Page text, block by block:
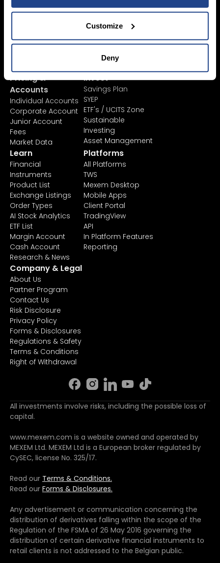
Customize
Deny
Login Now
Pricing &
Accounts
Individual Accounts
Corporate Account
Junior Account
Fees
Market Data
Invest
Savings Plan
SYEP
ETF's / UCITS Zone
Sustainable
Investing
Asset Management
Learn
Financial
Instruments
Product List
Exchange Listings
Order Types
AI Stock Analytics
ETF List
Margin Account
Cash Account
Research & News
Platforms
All Platforms
TWS
Mexem Desktop
Mobile Apps
Client Portal
TradingView
API
In Platform Features
Reporting
Company & Legal
About Us
Partner Program
Contact Us
Risk Disclosure
Privacy Policy
Forms & Disclosures
Regulations & Safety
Terms & Conditions
Right of Withdrawal
All investments involve risks, including the possible loss of
capital.
www.mexem.com is a website owned and operated by
MEXEM Ltd. MEXEM Ltd is a European broker regulated by
CySEC, license No. 325/17.
Read our Terms & Conditions.
Read our Forms & Disclosures.
Any advertisement or communication concerning the
distribution of derivatives falling within the scope of the
Regulation of the FSMA of 26 May 2016 governing the
distribution of certain derivative financial instruments to
retail clients is not addressed to the Belgian public.